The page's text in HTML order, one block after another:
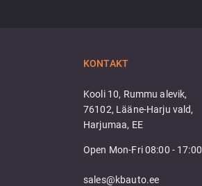
KONTAKT
Kooli 10, Rummu alevik,
76102, Lääne-Harju vald,
Harjumaa, EE
Open Mon-Fri 08:00 - 17:00
sales@kbauto.ee